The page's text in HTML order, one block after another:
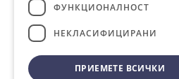
ФУНКЦИОНАЛНОСТ
НЕКЛАСИФИЦИРАНИ
ПРИЕМЕТЕ ВСИЧКИ